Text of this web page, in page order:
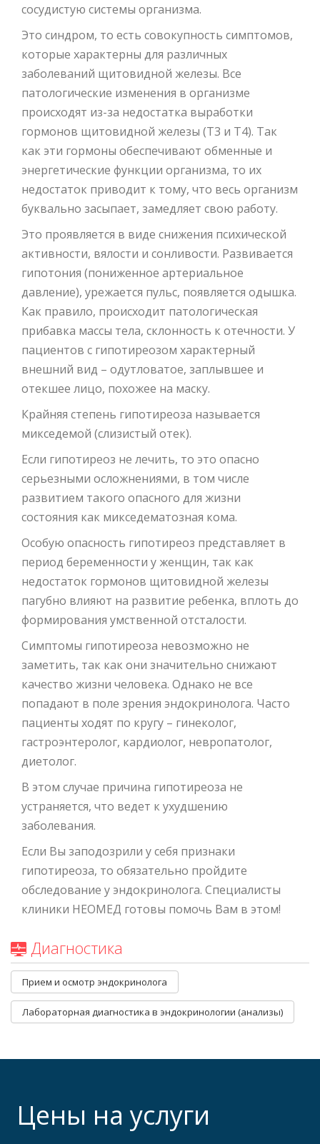
сосудистую системы организма.
Это синдром, то есть совокупность симптомов,
которые характерны для различных
заболеваний щитовидной железы. Все
патологические изменения в организме
происходят из-за недостатка выработки
гормонов щитовидной железы (Т3 и Т4). Так
как эти гормоны обеспечивают обменные и
энергетические функции организма, то их
недостаток приводит к тому, что весь организм
буквально засыпает, замедляет свою работу.
Это проявляется в виде снижения психической
активности, вялости и сонливости. Развивается
гипотония (пониженное артериальное
давление), урежается пульс, появляется одышка.
Как правило, происходит патологическая
прибавка массы тела, склонность к отечности. У
пациентов с гипотиреозом характерный
внешний вид – одутловатое, заплывшее и
отекшее лицо, похожее на маску.
Крайняя степень гипотиреоза называется
микседемой (слизистый отек).
Если гипотиреоз не лечить, то это опасно
серьезными осложнениями, в том числе
развитием такого опасного для жизни
состояния как микседематозная кома.
Особую опасность гипотиреоз представляет в
период беременности у женщин, так как
недостаток гормонов щитовидной железы
пагубно влияют на развитие ребенка, вплоть до
формирования умственной отсталости.
Симптомы гипотиреоза невозможно не
заметить, так как они значительно снижают
качество жизни человека. Однако не все
попадают в поле зрения эндокринолога. Часто
пациенты ходят по кругу – гинеколог,
гастроэнтеролог, кардиолог, невропатолог,
диетолог.
В этом случае причина гипотиреоза не
устраняется, что ведет к ухудшению
заболевания.
Если Вы заподозрили у себя признаки
гипотиреоза, то обязательно пройдите
обследование у эндокринолога. Специалисты
клиники НЕОМЕД готовы помочь Вам в этом!
Диагностика
Прием и осмотр эндокринолога
Лабораторная диагностика в эндокринологии (анализы)
Цены на услуги